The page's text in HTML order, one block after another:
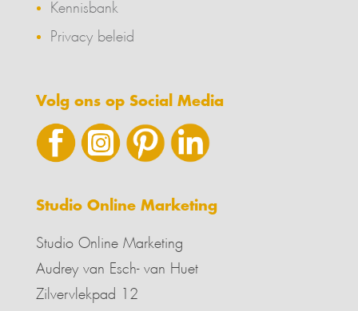
Kennisbank
Privacy beleid
Volg ons op Social Media
Studio Online Marketing
Studio Online Marketing
Audrey van Esch- van Huet
Zilvervlekpad 12